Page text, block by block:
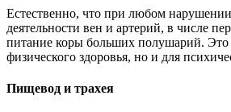
Естественно, что при любом
деятельности вен и артерий, в числе
питание коры больших полушарий. Это
физического здоровья, но и для
Пищевод и трахея